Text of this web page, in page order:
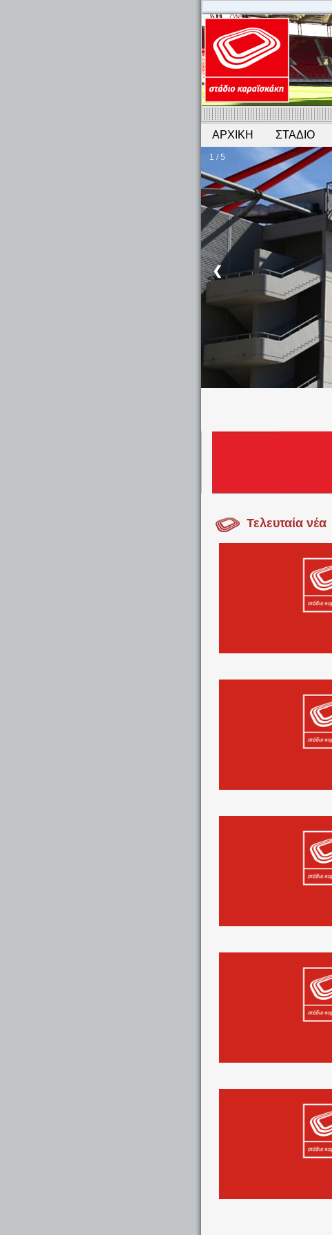
ΑΡΧΙΚΗ ΣΤΑΔΙΟ
1 / 5
❮
Τελευταία νέα